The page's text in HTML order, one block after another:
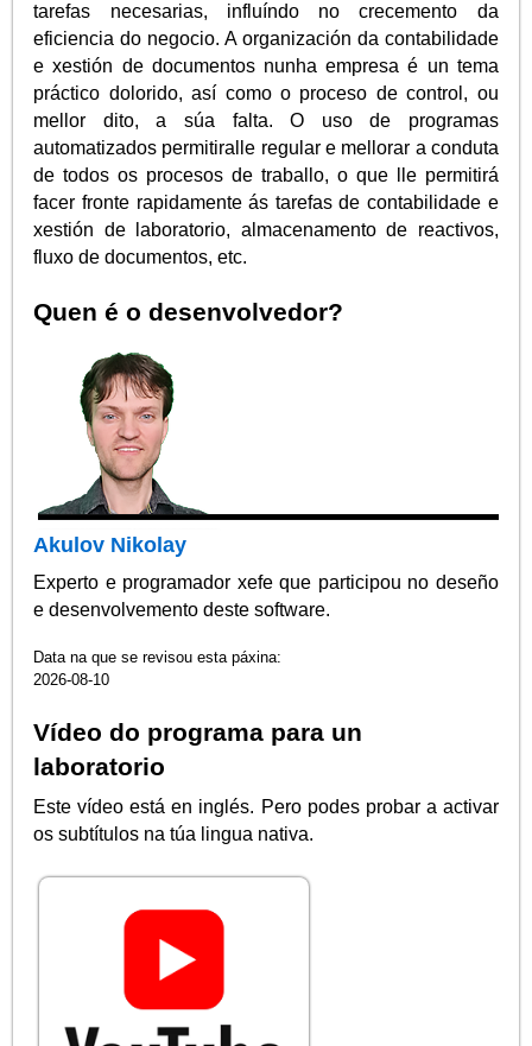
tarefas necesarias, influíndo no crecemento da
eficiencia do negocio. A organización da contabilidade
e xestión de documentos nunha empresa é un tema
práctico dolorido, así como o proceso de control, ou
mellor dito, a súa falta. O uso de programas
automatizados permitiralle regular e mellorar a conduta
de todos os procesos de traballo, o que lle permitirá
facer fronte rapidamente ás tarefas de contabilidade e
xestión de laboratorio, almacenamento de reactivos,
fluxo de documentos, etc.
Quen é o desenvolvedor?
Akulov Nikolay
Experto e programador xefe que participou no deseño
e desenvolvemento deste software.
Data na que se revisou esta páxina:
2026-08-10
Vídeo do programa para un
laboratorio
Este vídeo está en inglés. Pero podes probar a activar
os subtítulos na túa lingua nativa.